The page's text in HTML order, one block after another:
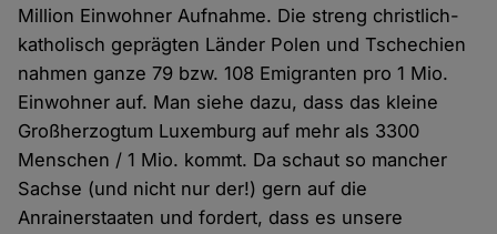
Million Einwohner Aufnahme. Die streng christlich-
katholisch geprägten Länder Polen und Tschechien
nahmen ganze 79 bzw. 108 Emigranten pro 1 Mio.
Einwohner auf. Man siehe dazu, dass das kleine
Großherzogtum Luxemburg auf mehr als 3300
Menschen / 1 Mio. kommt. Da schaut so mancher
Sachse (und nicht nur der!) gern auf die
Anrainerstaaten und fordert, dass es unsere